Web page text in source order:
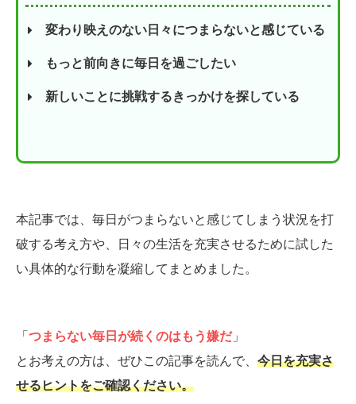
変わり映えのない日々につまらないと感じている
もっと前向きに毎日を過ごしたい
新しいことに挑戦するきっかけを探している
本記事では、毎日がつまらないと感じてしまう状況を打
破する考え方や、日々の生活を充実させるために試した
い具体的な行動を凝縮してまとめました。
「 つまらない毎日が続くのはもう嫌だ」
とお考えの方は、ぜひこの記事を読んで、 今日を充実さ
せるヒントをご確認ください。